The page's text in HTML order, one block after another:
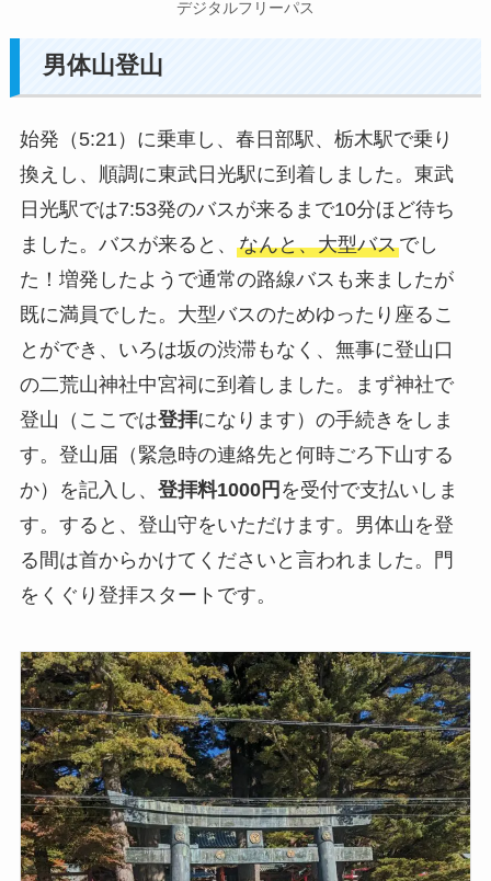
デジタルフリーパス
男体山登山
始発（5:21）に乗車し、春日部駅、栃木駅で乗り
換えし、順調に東武日光駅に到着しました。東武
日光駅では7:53発のバスが来るまで10分ほど待ち
ました。バスが来ると、 なんと、大型バスでし
た！増発したようで通常の路線バスも来ましたが
既に満員でした。大型バスのためゆったり座るこ
とができ、いろは坂の渋滞もなく、無事に登山口
の二荒山神社中宮祠に到着しました。まず神社で
登山（ここでは登拝になります）の手続きをしま
す。登山届（緊急時の連絡先と何時ごろ下山する
か）を記入し、 登拝料1000円 を受付で支払いしま
す。すると、登山守をいただけます。男体山を登
る間は首からかけてくださいと言われました。門
をくぐり登拝スタートです。